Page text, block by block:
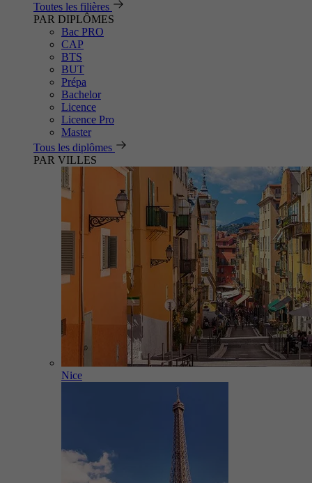
Toutes les filières
PAR DIPLÔMES
Bac PRO
CAP
BTS
BUT
Prépa
Bachelor
Licence
Licence Pro
Master
Tous les diplômes
PAR VILLES
Nice